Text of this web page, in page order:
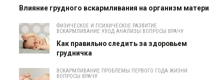
Влияние грудного вскармливания на организм матери
ФИЗИЧЕСКОЕ И ПСИХИЧЕСКОЕ РАЗВИТИЕ
ВСКАРМЛИВАНИЕ УХОД АНАЛИЗЫ ВОПРОСЫ ВРАЧУ
Как правильно следить за здоровьем
грудничка
ВСКАРМЛИВАНИЕ ПРОБЛЕМЫ ПЕРВОГО ГОДА ЖИЗНИ
ВОПРОСЫ ВРАЧУ